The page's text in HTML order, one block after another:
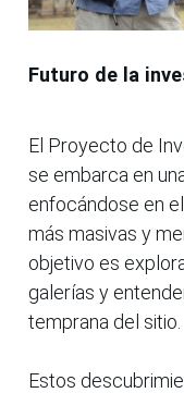
Futuro de la
El Proyecto de
se embarca en
enfocándose en
más masivas y
objetivo es
galerías y
temprana del sitio.
Estos